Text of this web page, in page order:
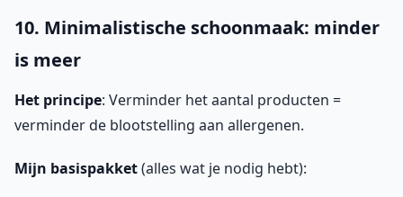
10. Minimalistische schoonmaak: minder
is meer
Het principe: Verminder het aantal producten =
verminder de blootstelling aan allergenen.
Mijn basispakket(alles wat je nodig hebt):